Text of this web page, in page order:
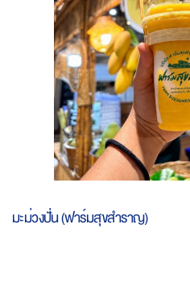
the
มะม่วงปั่น (ฟาร์มสุขสำราญ)